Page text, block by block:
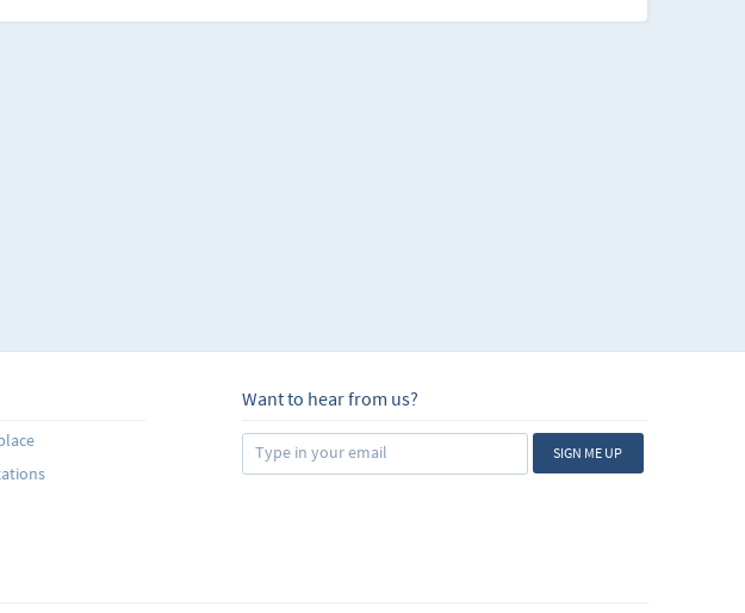
a hacer la acción que estás interesado en
Want to hear from us?
SIGN ME UP